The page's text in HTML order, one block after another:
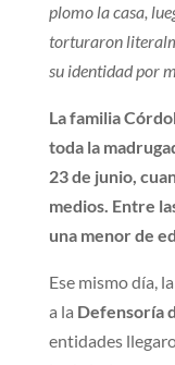
plomo la casa,
torturaron
su identidad por
La familia
toda la
23 de junio,
medios. Entre
una menor de
Ese mismo día,
a la Defensoría
entidades